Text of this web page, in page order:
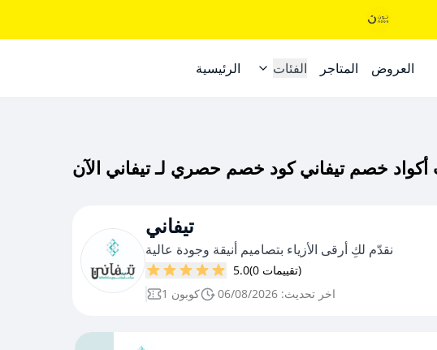
الرئيسية الفئات المتاجر العروض
تيفاني
نقدّم لكِ أرقى الأزياء بتصاميم أنيقة وجودة عالية
5.0
(0 تقييمات)
1 كوبون
اخر تحديث: 06/08/2026